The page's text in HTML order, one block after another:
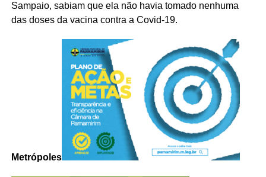
Sampaio, sabiam que ela não havia tomado nenhuma
das doses da vacina contra a Covid-19.
Metrópoles